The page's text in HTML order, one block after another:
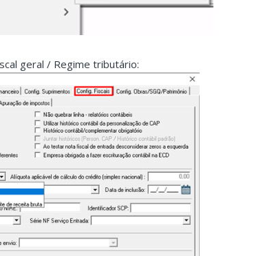
geral / Regime tributário: